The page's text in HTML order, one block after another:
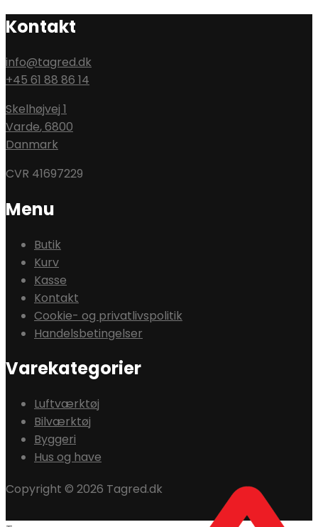
Kontakt
info@tagred.dk
+45 61 88 86 14
Skelhøjvej 1
Varde,6800
Danmark
CVR 41697229
Menu
Butik
Kurv
Kasse
Kontakt
Cookie- og privatlivspolitik
Handelsbetingelser
Varekategorier
Luftværktøj
Bilværktøj
Byggeri
Hus og have
Copyright © 2026 Tagred.dk